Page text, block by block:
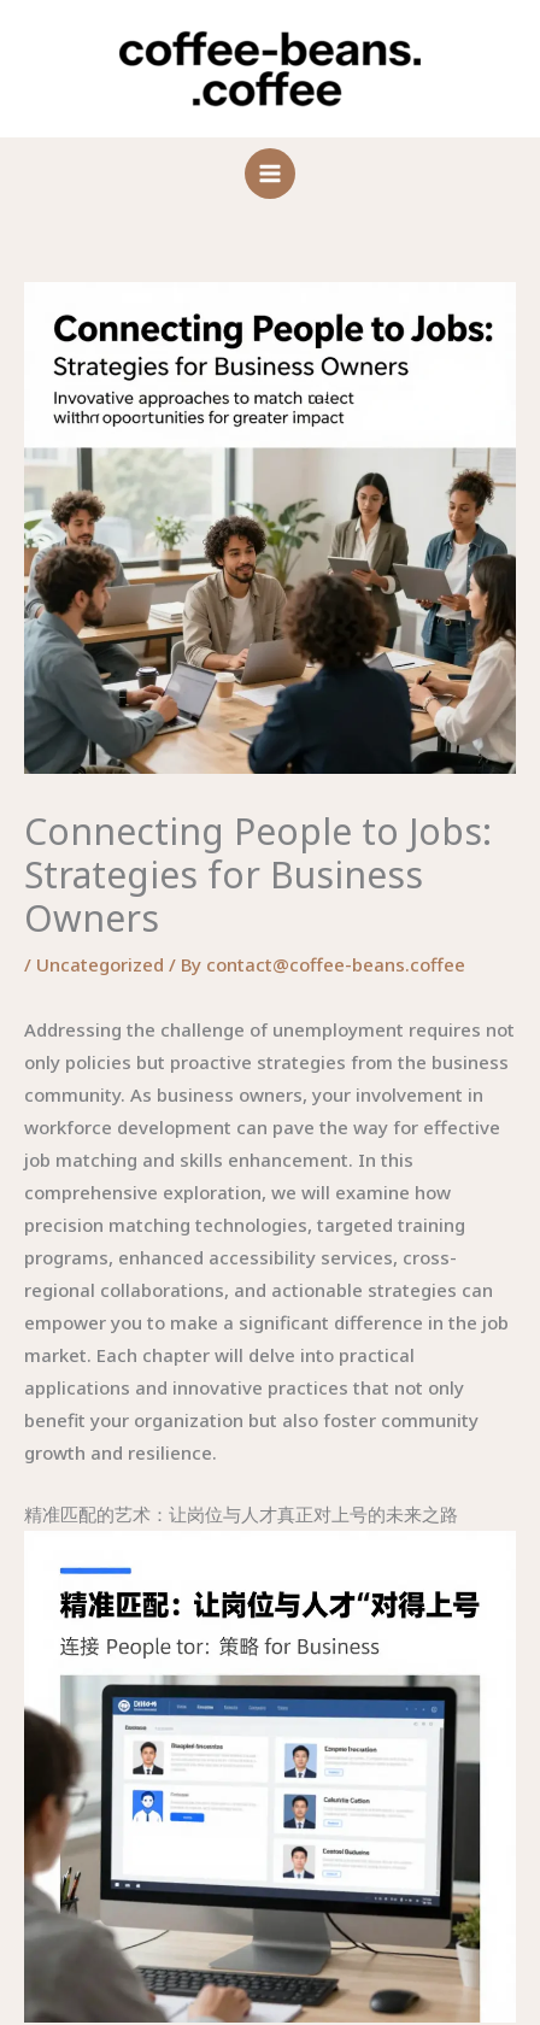
Connecting People to Jobs:
Strategies for Business
Owners
/ Uncategorized / By contact@coffee-beans.coffee
Addressing the challenge of unemployment requires not
only policies but proactive strategies from the business
community. As business owners, your involvement in
workforce development can pave the way for effective
job matching and skills enhancement. In this
comprehensive exploration, we will examine how
precision matching technologies, targeted training
programs, enhanced accessibility services, cross-
regional collaborations, and actionable strategies can
empower you to make a significant difference in the job
market. Each chapter will delve into practical
applications and innovative practices that not only
benefit your organization but also foster community
growth and resilience.
精准匹配的艺术：让岗位与人才真正对上号的未来之路